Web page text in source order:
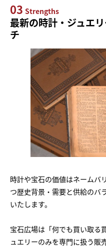
03 Strengths
最新の時計・ジュエ
チ
時計や宝石の価値はネームバ
つ歴史背景・需要と供給のバ
いたします。
宝石広場は「何でも買い取る
ュエリーのみを専門に扱う販